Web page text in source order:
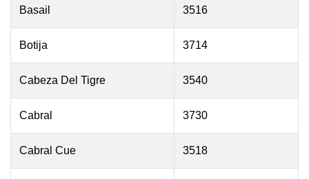
Basail 3516
Botija 3714
Cabeza Del Tigre 3540
Cabral 3730
Cabral Cue 3518